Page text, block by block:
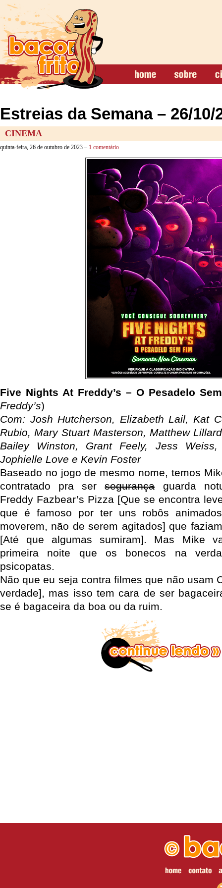
Estreias da Semana – 26/10/
CINEMA
quinta-feira, 26 de outubro de 2023 – 1 comentário
Five Nights At Freddy’s – O Pesadelo
Freddy’s)
Com: Josh Hutcherson, Elizabeth Lail, Kat
Rubio, Mary Stuart Masterson, Matthew
Bailey Winston, Grant Feely, Jess Weiss,
Jophielle Love e Kevin Foster
Baseado no jogo de mesmo nome, temos
contratado pra sersegurançaguarda
Freddy Fazbear’s Pizza [Que se encontra
que é famoso por ter uns robôs
moverem, não de serem agitados] que
[Até que algumas sumiram]. Mas Mike
primeira noite que os bonecos na
psicopatas.
Não que eu seja contra filmes que não usam
verdade], mas isso tem cara de ser
se é bagaceira da boa ou da ruim.